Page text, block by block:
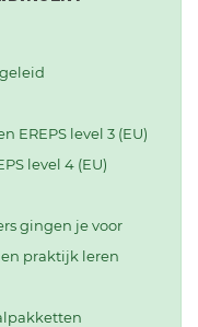
EREPS level 3 (EU)
level 4 (EU)
gingen je voor
praktijk leren